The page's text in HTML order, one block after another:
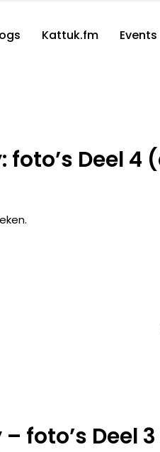
Kattuk.fm Events
Deel 4
foto’s Deel